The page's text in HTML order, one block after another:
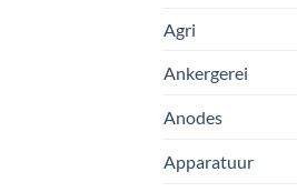
Agri
Ankergerei
Anodes
Apparatuur